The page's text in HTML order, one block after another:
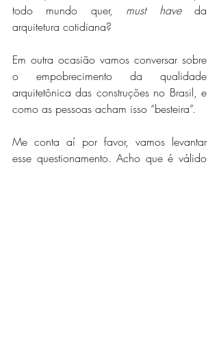
todo mundo quer, must have da
arquitetura cotidiana?
Em outra ocasião vamos conversar sobre
o empobrecimento da qualidade
arquitetônica das construções no Brasil, e
como as pessoas acham isso “besteira”.
Me conta aí por favor, vamos levantar
esse questionamento. Acho que é válido